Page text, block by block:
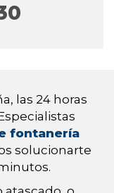
las 24 horas
fontanería
solucionarte